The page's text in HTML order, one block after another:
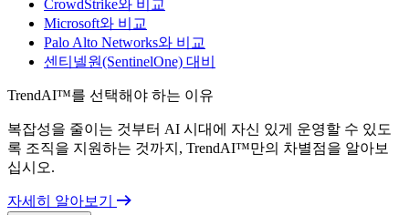
CrowdStrike와 비교
Microsoft와 비교
Palo Alto Networks와 비교
센티넬원(SentinelOne) 대비
TrendAI™를 선택해야 하는 이유
복잡성을 줄이는 것부터 AI 시대에 자신 있게 운영할 수 있도
록 조직을 지원하는 것까지, TrendAI™만의 차별점을 알아보
십시오.
자세히 알아보기